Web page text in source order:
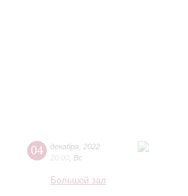
04 декабря 2022
20:00 Вс
Большой зал